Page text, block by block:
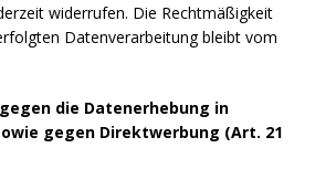
widerrufen. Die Rechtmäßigkeit
Datenverarbeitung bleibt vom
die Datenerhebung in
gegen Direktwerbung (Art. 21